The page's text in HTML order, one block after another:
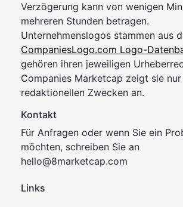
Verzögerung kann von wenigen
mehreren Stunden betragen.
Unternehmenslogos stammen aus
CompaniesLogo.com Logo-
gehören ihren jeweiligen
Companies Marketcap zeigt sie nur
redaktionellen Zwecken an.
Kontakt
Für Anfragen oder wenn Sie ein
möchten, schreiben Sie an
hello@8marketcap.com
Links